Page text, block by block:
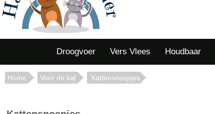
Droogvoer Vers Vlees Houdbaar
Home Voor de kat Kattensnoepjes